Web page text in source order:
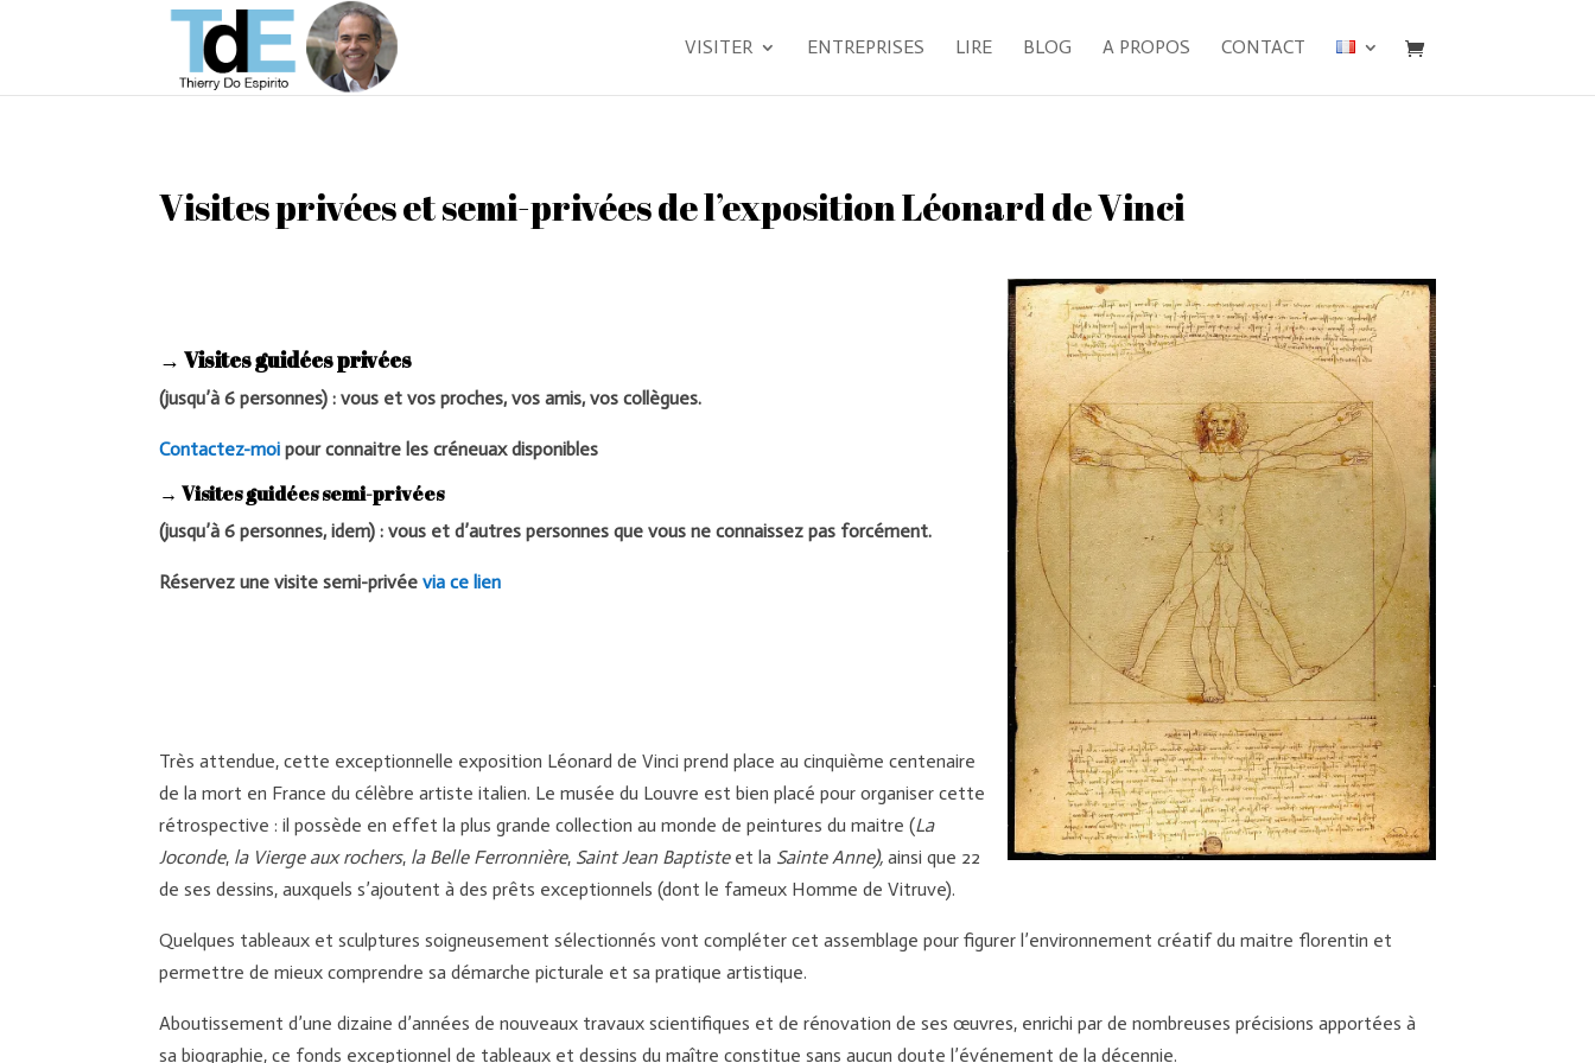
VISITER ENTREPRISES LIRE BLOG A PROPOS CONTACT
Visites privées et semi-privées de l’exposition Léonard de Vinci
→ Visites guidées privées
(jusqu’à 6 personnes) : vous et vos proches, vos amis, vos collègues.
Contactez-moi pour connaitre les créneuax disponibles
→ Visites guidées semi-privées
(jusqu’à 6 personnes, idem) : vous et d’autres personnes que vous ne connaissez pas forcément.
Réservez une visite semi-privéevia ce lien
Très attendue, cette exceptionnelle exposition Léonard de Vinci prend place au cinquième centenaire
de la mort en France du célèbre artiste italien. Le musée du Louvre est bien placé pour organiser cette
rétrospective : il possède en effet la plus grande collection au monde de peintures du maitre (La
Joconde, la Vierge aux rochers, la Belle Ferronnière, Saint Jean Baptisteet la Sainte Anne),ainsi que 22
de ses dessins, auxquels s’ajoutent à des prêts exceptionnels (dont le fameux Homme de Vitruve).
Quelques tableaux et sculptures soigneusement sélectionnés vont compléter cet assemblage pour figurer l’environnement créatif du maitre florentin et
permettre de mieux comprendre sa démarche picturale et sa pratique artistique.
Aboutissement d’une dizaine d’années de nouveaux travaux scientifiques et de rénovation de ses œuvres, enrichi par de nombreuses précisions apportées à
sa biographie, ce fonds exceptionnel de tableaux et dessins du maître constitue sans aucun doute l’événement de la décennie.